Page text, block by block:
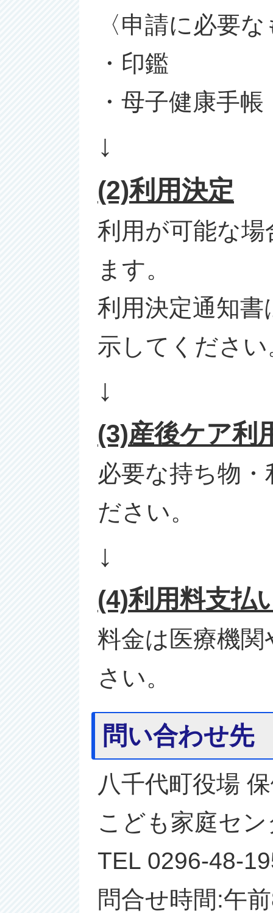
〈申請に必要
・印鑑
・母子健康手帳
↓
(2)利用決定
利用が可能な
ます。
利用決定通知
示してください
↓
(3)産後ケア利
必要な持ち物
ださい。
↓
(4)利用料支払
料金は医療機
さい。
問い合わせ先
八千代町役場
こども家庭セ
TEL 0296-48-
問合せ時間:午